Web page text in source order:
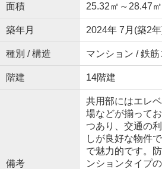
面積 25.32㎡～28.47㎡
築年月 2024年 7月(築2
種別 / 構造 マンション / 鉄筋
階建 14階建
備考
共用部にはエレ
場などが揃って
つあり、交通の
しが良好な物件
で魅力的です。
ンションタイプ